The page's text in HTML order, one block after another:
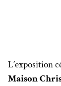
L’exposition
Maison